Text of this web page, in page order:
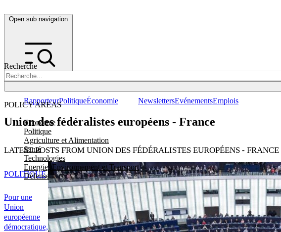
Open sub navigation
Recherche
POLICY AREAS
Economie
Politique
Agriculture et Alimentation
Santé
Technologies
Energie, Environnement et Transport
Défense
RapporteurPolitiqueÉconomie NewslettersEvénementsEmplois
Union des fédéralistes européens - France
LATEST POSTS FROM UNION DES FÉDÉRALISTES EUROPÉENS - FRANCE
Pour une
Union
européenne
démocratique,
POLITIQUE